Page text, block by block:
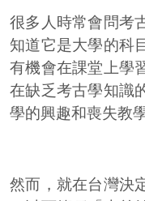
很多人時常會問考
知道它是大學的科
有機會在課堂上學
在缺乏考古學知識
學的興趣和喪失教
然而，就在台灣決